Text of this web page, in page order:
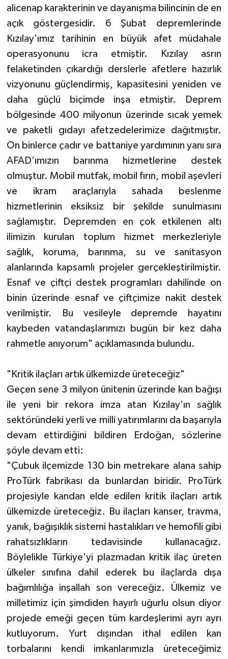
alicenap karakterinin ve dayanışma bilincinin de en
açık göstergesidir. 6 Şubat depremlerinde
Kızılay'ımız tarihinin en büyük afet müdahale
operasyonunu icra etmiştir. Kızılay asrın
felaketinden çıkardığı derslerle afetlere hazırlık
vizyonunu güçlendirmiş, kapasitesini yeniden ve
daha güçlü biçimde inşa etmiştir. Deprem
bölgesinde 400 milyonun üzerinde sıcak yemek
ve paketli gıdayı afetzedelerimize dağıtmıştır.
On binlerce çadır ve battaniye yardımının yanı sıra
AFAD’ımızın barınma hizmetlerine destek
olmuştur. Mobil mutfak, mobil fırın, mobil aşevleri
ve ikram araçlarıyla sahada beslenme
hizmetlerinin eksiksiz bir şekilde sunulmasını
sağlamıştır. Depremden en çok etkilenen altı
ilimizin kurulan toplum hizmet merkezleriyle
sağlık, koruma, barınma, su ve sanitasyon
alanlarında kapsamlı projeler gerçekleştirilmiştir.
Esnaf ve çiftçi destek programları dahilinde on
binin üzerinde esnaf ve çiftçimize nakit destek
verilmiştir. Bu vesileyle depremde hayatını
kaybeden vatandaşlarımızı bugün bir kez daha
rahmetle anıyorum" açıklamasında bulundu.
"Kritik ilaçları artık ülkemizde üreteceğiz"
Geçen sene 3 milyon ünitenin üzerinde kan bağışı
ile yeni bir rekora imza atan Kızılay’ın sağlık
sektöründeki yerli ve milli yatırımlarını da başarıyla
devam ettirdiğini bildiren Erdoğan, sözlerine
şöyle devam etti:
"Çubuk ilçemizde 130 bin metrekare alana sahip
ProTürk fabrikası da bunlardan biridir. ProTürk
projesiyle kandan elde edilen kritik ilaçları artık
ülkemizde üreteceğiz. Bu ilaçları kanser, travma,
yanık, bağışıklık sistemi hastalıkları ve hemofili gibi
rahatsızlıkların tedavisinde kullanacağız.
Böylelikle Türkiye'yi plazmadan kritik ilaç üreten
ülkeler sınıfına dahil ederek bu ilaçlarda dışa
bağımlılığa inşallah son vereceğiz. Ülkemiz ve
milletimiz için şimdiden hayırlı uğurlu olsun diyor
projede emeği geçen tüm kardeşlerimi ayrı ayrı
kutluyorum. Yurt dışından ithal edilen kan
torbalarını kendi imkanlarımızla üreteceğimiz